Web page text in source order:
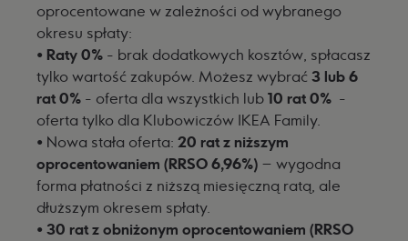
oprocentowane w zależności od wybranego
okresu spłaty:
• Raty 0% - brak dodatkowych kosztów, spłacasz
tylko wartość zakupów. Możesz wybrać 3 lub 6
rat 0% - oferta dla wszystkich lub 10 rat 0% -
oferta tylko dla Klubowiczów IKEA Family.
• Nowa stała oferta: 20 rat z niższym
oprocentowaniem (RRSO 6,96%) – wygodna
forma płatności z niższą miesięczną ratą, ale
dłuższym okresem spłaty.
• 30 rat z obniżonym oprocentowaniem (RRSO